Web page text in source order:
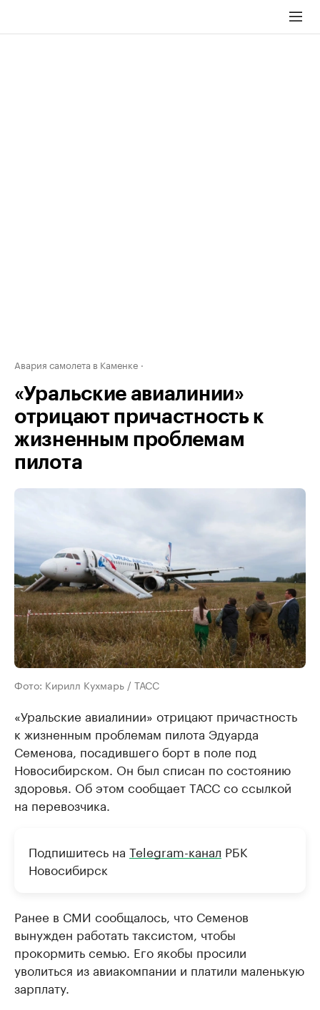
Авария самолета в Каменке
«Уральские авиалинии»
отрицают причастность к
жизненным проблемам
пилота
Фото: Кирилл Кухмарь / ТАСС
«Уральские авиалинии» отрицают причастность
к жизненным проблемам пилота Эдуарда
Семенова, посадившего борт в поле под
Новосибирском. Он был списан по состоянию
здоровья. Об этом сообщает ТАСС со ссылкой
на перевозчика.
Подпишитесь на Telegram-канал РБК
Новосибирск
Ранее в СМИ сообщалось, что Семенов
вынужден работать таксистом, чтобы
прокормить семью. Его якобы просили
уволиться из авиакомпании и платили маленькую
зарплату.